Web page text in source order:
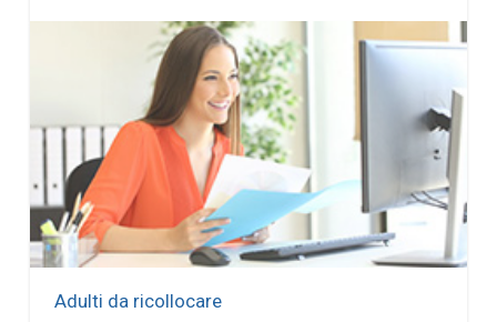
Adulti da ricollocare